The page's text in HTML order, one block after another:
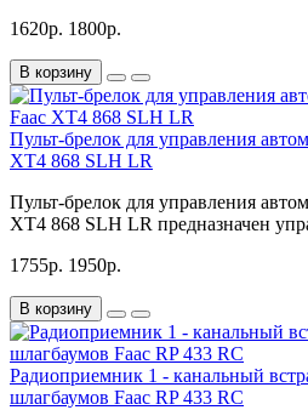
1620р. 1800р.
В корзину
Пульт-брелок для управления
XT4 868 SLH LR
Пульт-брелок для управления
XT4 868 SLH LR предназначен
1755р. 1950р.
В корзину
Радиоприемник 1 - канальный
шлагбаумов Faac RP 433 RC